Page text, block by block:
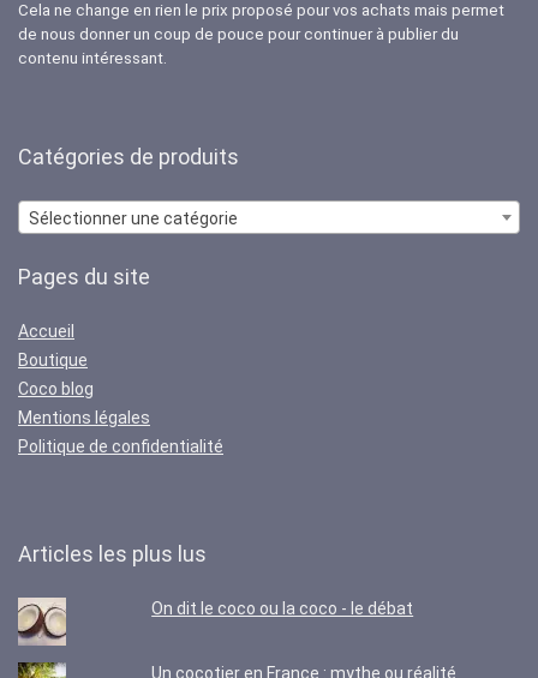
Cela ne change en rien le prix proposé pour vos achats mais permet
de nous donner un coup de pouce pour continuer à publier du
contenu intéressant.
Catégories de produits
Sélectionner une catégorie
Pages du site
Accueil
Boutique
Coco blog
Mentions légales
Politique de confidentialité
Articles les plus lus
On dit le coco ou la coco - le débat
Un cocotier en France : mythe ou réalité